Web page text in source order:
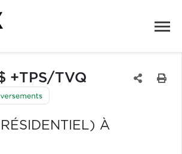
+TPS/TVQ
À